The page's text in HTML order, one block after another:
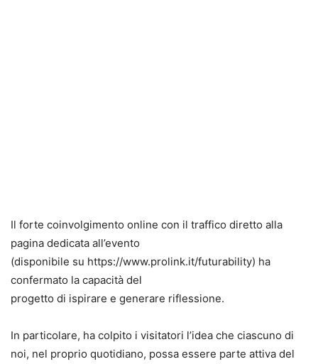
Il forte coinvolgimento online con il traffico diretto alla
pagina dedicata all’evento
(disponibile su https://www.prolink.it/futurability) ha
confermato la capacità del
progetto di ispirare e generare riflessione.
In particolare, ha colpito i visitatori l’idea che ciascuno di
noi, nel proprio quotidiano, possa essere parte attiva del